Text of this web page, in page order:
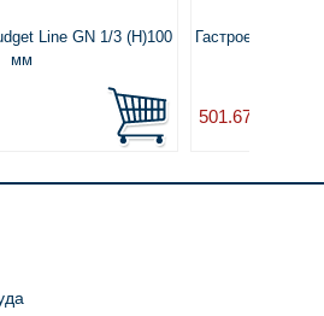
Line GN 1/3 (H)100
мм
Гастроемкость
501.67